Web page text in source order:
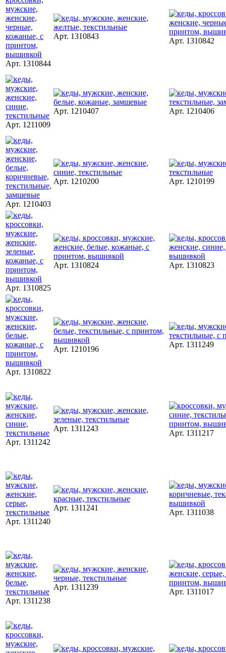
Арт. 1310844
Арт. 1310843
Арт. 1310842
Арт. 1211009
Арт. 1210407 Арт. 1210406
Арт. 1210403
Арт. 1210200 Арт. 1210199
Арт. 1310825
Арт. 1310824 Арт. 1310823
Арт. 1310822
Арт. 1210196
Арт. 1311249
Арт. 1311242
Арт. 1311243
Арт. 1311217
Арт. 1311240
Арт. 1311241
Арт. 1311038
Арт. 1311238
Арт. 1311239
Арт. 1311017